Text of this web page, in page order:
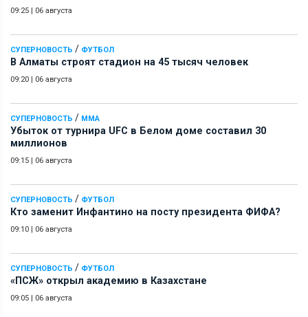
09:25 | 06 августа
СУПЕРНОВОСТЬ / ФУТБОЛ
В Алматы строят стадион на 45 тысяч человек
09:20 | 06 августа
СУПЕРНОВОСТЬ / ММА
Убыток от турнира UFC в Белом доме составил 30
миллионов
09:15 | 06 августа
СУПЕРНОВОСТЬ / ФУТБОЛ
Кто заменит Инфантино на посту президента ФИФА?
09:10 | 06 августа
СУПЕРНОВОСТЬ / ФУТБОЛ
«ПСЖ» открыл академию в Казахстане
09:05 | 06 августа